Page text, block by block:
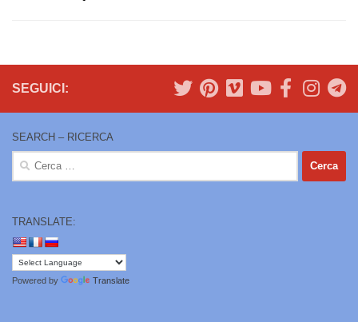
SEGUICI:
SEARCH – RICERCA
Ricerca
TRANSLATE:
Powered by Translate